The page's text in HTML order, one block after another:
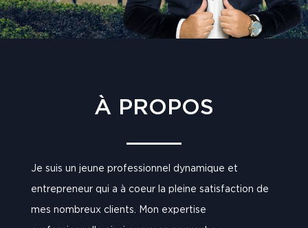
À PROPOS
Je suis un jeune professionnel dynamique et
entrepreneur qui a à coeur la pleine satisfaction de
mes nombreux clients. Mon expertise